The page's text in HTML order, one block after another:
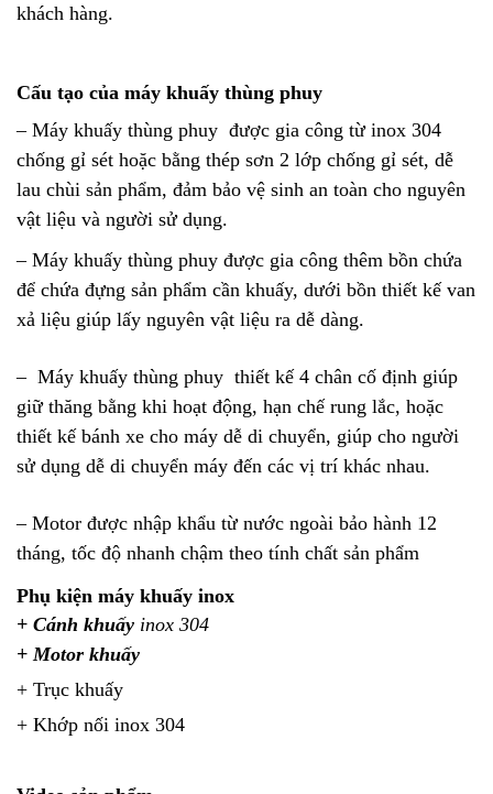
khách hàng.
Cấu tạo của máy khuấy thùng phuy
– Máy khuấy thùng phuy được gia công từ inox 304
chống gỉ sét hoặc bằng thép sơn 2 lớp chống gỉ sét, dễ
lau chùi sản phẩm, đảm bảo vệ sinh an toàn cho nguyên
vật liệu và người sử dụng.
– Máy khuấy thùng phuy được gia công thêm bồn chứa
để chứa đựng sản phẩm cần khuấy, dưới bồn thiết kế van
xả liệu giúp lấy nguyên vật liệu ra dễ dàng.
– Máy khuấy thùng phuy thiết kế 4 chân cố định giúp
giữ thăng bằng khi hoạt động, hạn chế rung lắc, hoặc
thiết kế bánh xe cho máy dễ di chuyển, giúp cho người
sử dụng dễ di chuyển máy đến các vị trí khác nhau.
– Motor được nhập khẩu từ nước ngoài bảo hành 12
tháng, tốc độ nhanh chậm theo tính chất sản phẩm
Phụ kiện máy khuấy inox
+ Cánh khuấy inox 304
+ Motor khuấy
+ Trục khuấy
+ Khớp nối inox 304